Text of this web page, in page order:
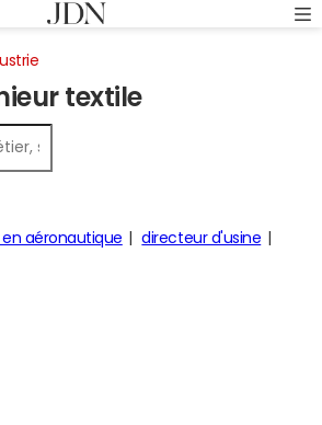
textile
aéronautique
directeur d'usine